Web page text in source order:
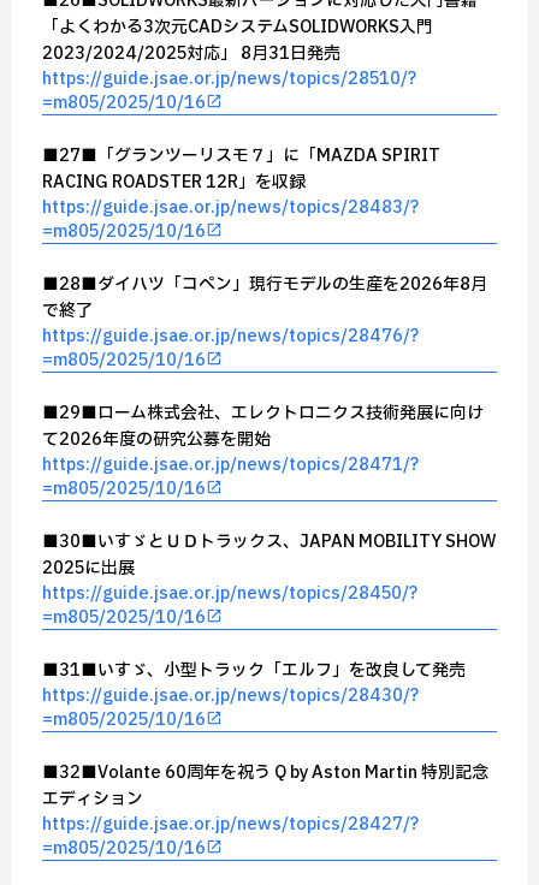
「よくわかる3次元CADシステムSOLIDWORKS入門
2023/2024/2025対応」 8月31日発売
https://guide.jsae.or.jp/news/topics/28510/?
=m805/2025/10/16
■27■「グランツーリスモ７」に「MAZDA SPIRIT
RACING ROADSTER 12R」を収録
https://guide.jsae.or.jp/news/topics/28483/?
=m805/2025/10/16
■28■ダイハツ「コペン」現行モデルの生産を2026年8月
で終了
https://guide.jsae.or.jp/news/topics/28476/?
=m805/2025/10/16
■29■ローム株式会社、エレクトロニクス技術発展に向け
て2026年度の研究公募を開始
https://guide.jsae.or.jp/news/topics/28471/?
=m805/2025/10/16
■30■いすゞとＵＤトラックス、JAPAN MOBILITY SHOW
2025に出展
https://guide.jsae.or.jp/news/topics/28450/?
=m805/2025/10/16
■31■いすゞ、小型トラック「エルフ」を改良して発売
https://guide.jsae.or.jp/news/topics/28430/?
=m805/2025/10/16
■32■Volante 60周年を祝う Q by Aston Martin 特別記念
エディション
https://guide.jsae.or.jp/news/topics/28427/?
=m805/2025/10/16